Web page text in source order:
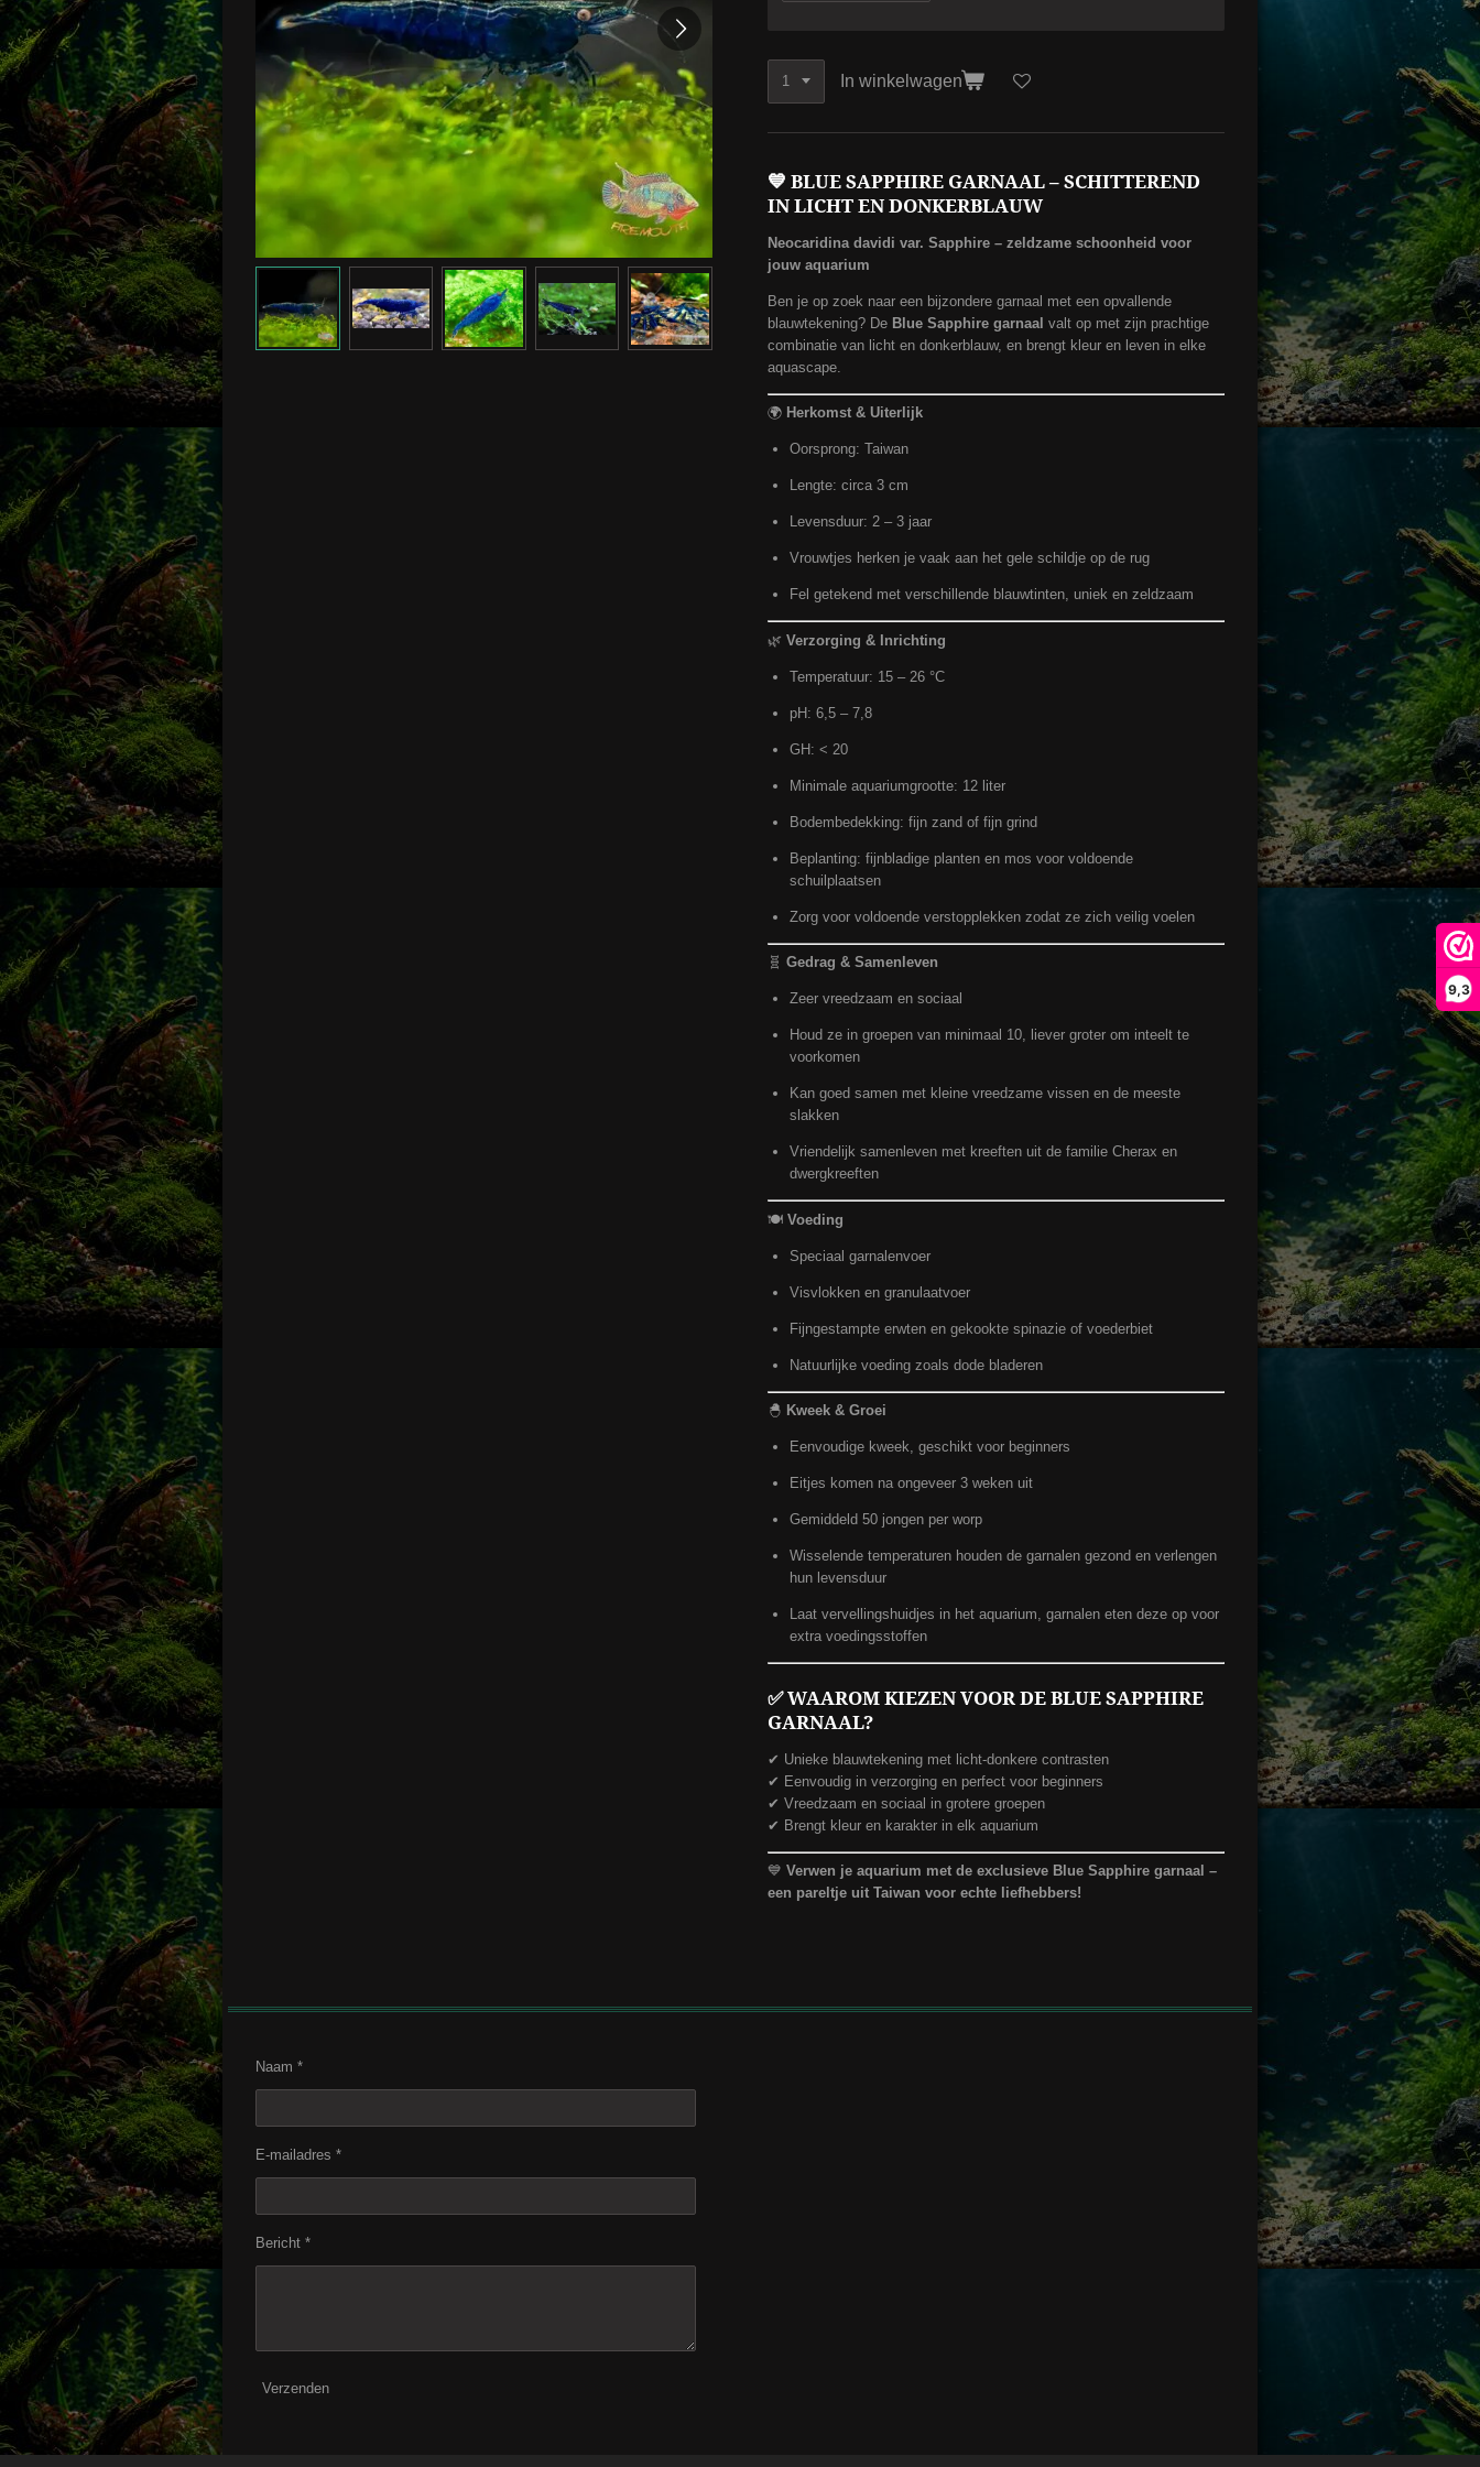
9,3
In winkelwagen
💙 BLUE SAPPHIRE GARNAAL – SCHITTEREND
IN LICHT EN DONKERBLAUW
Neocaridina davidi var. Sapphire – zeldzame schoonheid voor
jouw aquarium
Ben je op zoek naar een bijzondere garnaal met een opvallende
blauwtekening? De Blue Sapphire garnaal valt op met zijn prachtige
combinatie van licht en donkerblauw, en brengt kleur en leven in elke
aquascape.
🌍 Herkomst & Uiterlijk
Oorsprong: Taiwan
Lengte: circa 3 cm
Levensduur: 2 – 3 jaar
Vrouwtjes herken je vaak aan het gele schildje op de rug
Fel getekend met verschillende blauwtinten, uniek en zeldzaam
🌿 Verzorging & Inrichting
Temperatuur: 15 – 26 °C
pH: 6,5 – 7,8
GH: < 20
Minimale aquariumgrootte: 12 liter
Bodembedekking: fijn zand of fijn grind
Beplanting: fijnbladige planten en mos voor voldoende
schuilplaatsen
Zorg voor voldoende verstopplekken zodat ze zich veilig voelen
🧬 Gedrag & Samenleven
Zeer vreedzaam en sociaal
Houd ze in groepen van minimaal 10, liever groter om inteelt te
voorkomen
Kan goed samen met kleine vreedzame vissen en de meeste
slakken
Vriendelijk samenleven met kreeften uit de familie Cherax en
dwergkreeften
🍽️ Voeding
Speciaal garnalenvoer
Visvlokken en granulaatvoer
Fijngestampte erwten en gekookte spinazie of voederbiet
Natuurlijke voeding zoals dode bladeren
🐣 Kweek & Groei
Eenvoudige kweek, geschikt voor beginners
Eitjes komen na ongeveer 3 weken uit
Gemiddeld 50 jongen per worp
Wisselende temperaturen houden de garnalen gezond en verlengen
hun levensduur
Laat vervellingshuidjes in het aquarium, garnalen eten deze op voor
extra voedingsstoffen
✅WAAROM KIEZEN VOOR DE BLUE SAPPHIRE
GARNAAL?
✔ Unieke blauwtekening met licht-donkere contrasten
✔ Eenvoudig in verzorging en perfect voor beginners
✔ Vreedzaam en sociaal in grotere groepen
✔ Brengt kleur en karakter in elk aquarium
💙 Verwen je aquarium met de exclusieve Blue Sapphire garnaal –
een pareltje uit Taiwan voor echte liefhebbers!
Naam *
E-mailadres *
Bericht *
Verzenden